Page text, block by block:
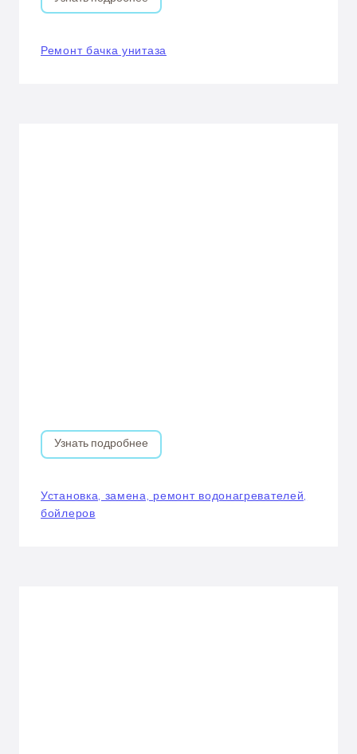
Ремонт бачка унитаза
Узнать подробнее
Установка, замена, ремонт водонагревателей,
бойлеров